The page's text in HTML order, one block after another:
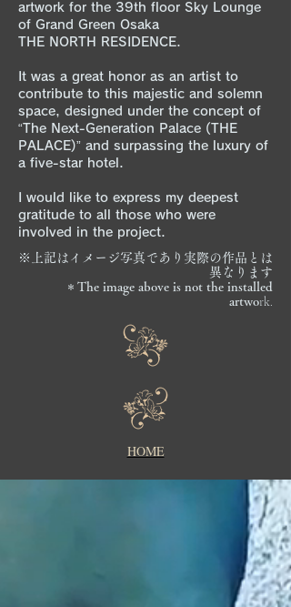
artwork for the 39th floor Sky Lounge
of Grand Green Osaka
THE NORTH RESIDENCE.
It was a great honor as an artist to
contribute to this majestic and solemn
space, designed under the concept of
“The Next-Generation Palace (THE
PALACE)” and surpassing the luxury of
a five-star hotel.
I would like to express my deepest
gratitude to all those who were
involved in the project.
※上記はイメージ写真であり実際の作品とは
異なります
＊The image above is not the installed
artwork.​
HOME